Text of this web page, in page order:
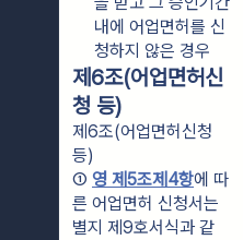
내에 어업면허를 신
청하지 않은 경우
제6조(어업면허신
청 등)
제6조(어업면허신청
등)
① 영 제5조제4항에 따
른 어업면허 신청서는
별지 제9호서식과 같